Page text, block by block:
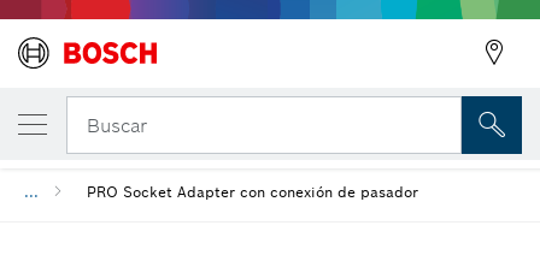
Buscar
... PRO Socket Adapter con conexión de pasador
PRO Socket Adapter con conexión de